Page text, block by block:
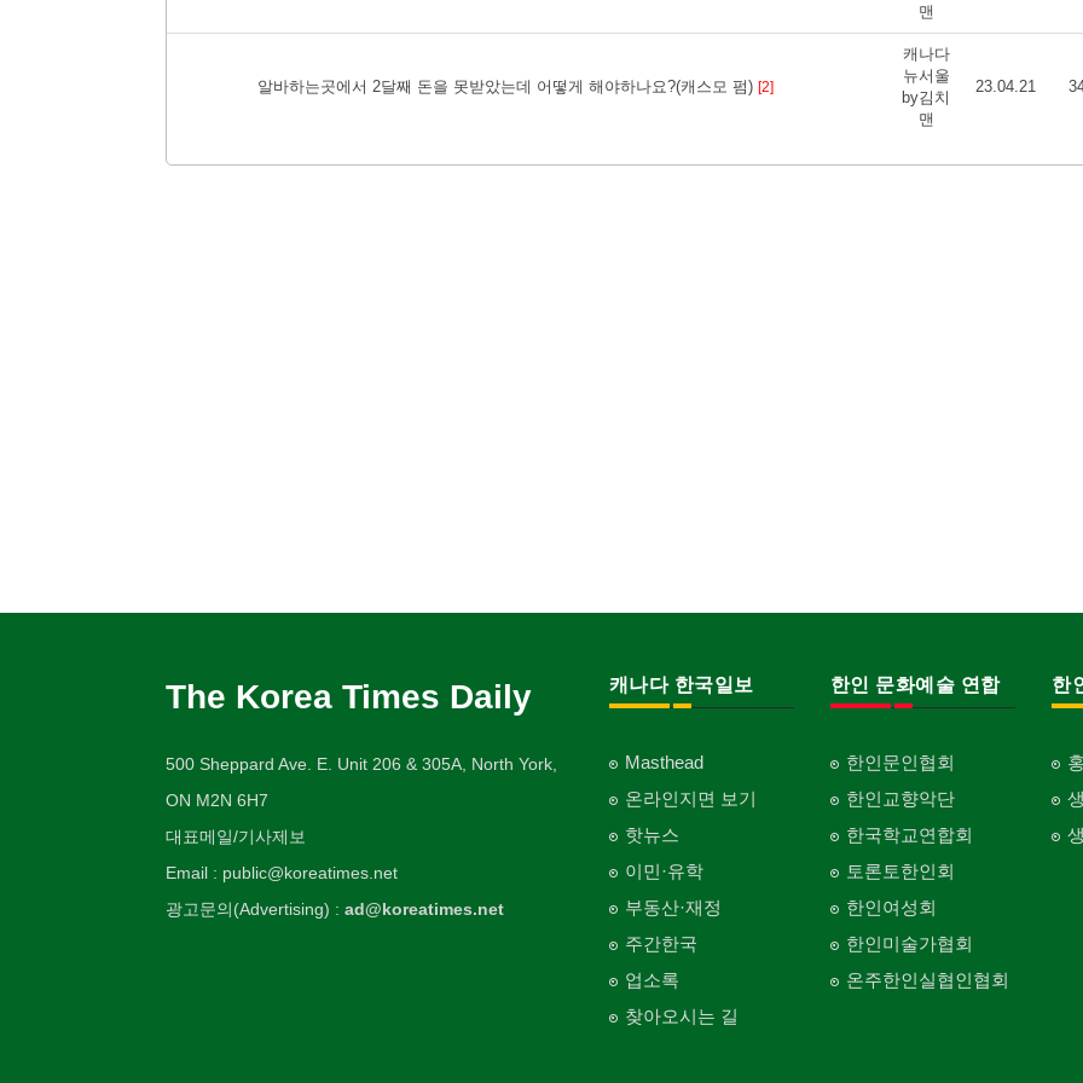
맨
알바하는곳에서 2달째 돈을 못받았는데 어떻게 해야하나요?(캐스모 펌) [2]
캐나다
뉴서울
by김치
맨
23.04.21
The Korea Times Daily
500 Sheppard Ave. E. Unit 206 & 305A, North York,
ON M2N 6H7
대표메일/기사제보
Email : public@koreatimes.net
광고문의(Advertising) : ad@koreatimes.net
캐나다 한국일보
Masthead
온라인지면 보기
핫뉴스
이민·유학
부동산·재정
주간한국
업소록
찾아오시는 길
한인 문화예술 연합
한인문인협회
한인교향악단
한국학교연합회
토론토한인회
한인여성회
한인미술가협회
온주한인실협인협회
한